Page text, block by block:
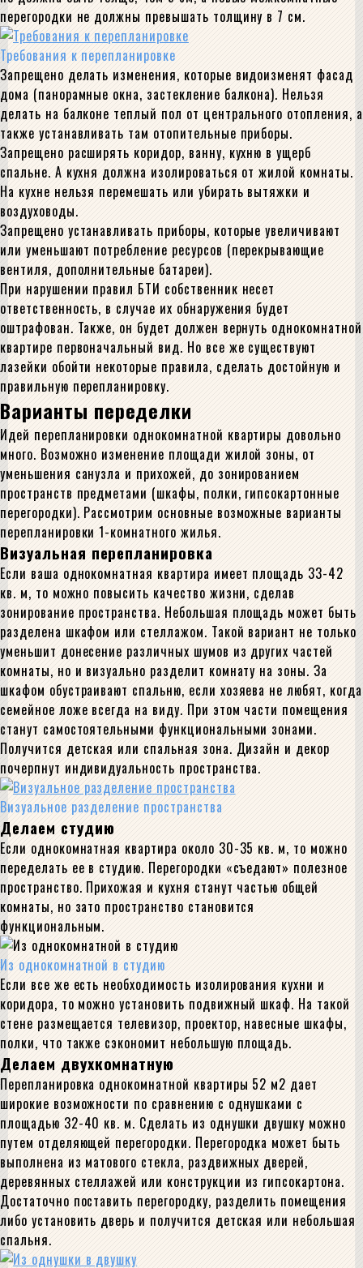
перегородки не должны превышать толщину в 7 см.
Требования к перепланировке
Запрещено делать изменения, которые видоизменят фасад
дома (панорамные окна, застекление балкона). Нельзя
делать на балконе теплый пол от центрального отопления, а
также устанавливать там отопительные приборы.
Запрещено расширять коридор, ванну, кухню в ущерб
спальне. А кухня должна изолироваться от жилой комнаты.
На кухне нельзя перемешать или убирать вытяжки и
воздуховоды.
Запрещено устанавливать приборы, которые увеличивают
или уменьшают потребление ресурсов (перекрывающие
вентиля, дополнительные батареи).
При нарушении правил БТИ собственник несет
ответственность, в случае их обнаружения будет
оштрафован. Также, он будет должен вернуть однокомнатной
квартире первоначальный вид. Но все же существуют
лазейки обойти некоторые правила, сделать достойную и
правильную перепланировку.
Варианты переделки
Идей перепланировки однокомнатной квартиры довольно
много. Возможно изменение площади жилой зоны, от
уменьшения санузла и прихожей, до зонированием
пространств предметами (шкафы, полки, гипсокартонные
перегородки). Рассмотрим основные возможные варианты
перепланировки 1-комнатного жилья.
Визуальная перепланировка
Если ваша однокомнатная квартира имеет площадь 33-42
кв. м, то можно повысить качество жизни, сделав
зонирование пространства. Небольшая площадь может быть
разделена шкафом или стеллажом. Такой вариант не только
уменьшит донесение различных шумов из других частей
комнаты, но и визуально разделит комнату на зоны. За
шкафом обустраивают спальню, если хозяева не любят, когда
семейное ложе всегда на виду. При этом части помещения
станут самостоятельными функциональными зонами.
Получится детская или спальная зона. Дизайн и декор
почерпнут индивидуальность пространства.
Визуальное разделение пространства
Делаем студию
Если однокомнатная квартира около 30-35 кв. м, то можно
переделать ее в студию. Перегородки «съедают» полезное
пространство. Прихожая и кухня станут частью общей
комнаты, но зато пространство становится
функциональным.
Из однокомнатной в студию
Если все же есть необходимость изолирования кухни и
коридора, то можно установить подвижный шкаф. На такой
стене размещается телевизор, проектор, навесные шкафы,
полки, что также сэкономит небольшую площадь.
Делаем двухкомнатную
Перепланировка однокомнатной квартиры 52 м2 дает
широкие возможности по сравнению с однушками с
площадью 32-40 кв. м. Сделать из однушки двушку можно
путем отделяющей перегородки. Перегородка может быть
выполнена из матового стекла, раздвижных дверей,
деревянных стеллажей или конструкции из гипсокартона.
Достаточно поставить перегородку, разделить помещения
либо установить дверь и получится детская или небольшая
спальня.